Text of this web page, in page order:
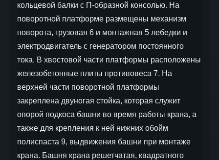
кольцевой балки с П-образной консолью. На
поворотной платформе размещены механизм
поворота, грузовая 6 и монтажная 5 лебедки и
электродвигатель с генератором постоянного
тока. В хвостовой части платформы расположены
железобетонные плиты противовеса 7. На
верхней части поворотной платформы
закреплена двуногая стойка, которая служит
опорой подкоса башни во время работы крана, а
также для крепления к ней нижних обойм
полиспаста 9, выдвижения башни при монтаже
крана. Башня крана решетчатая, квадратного